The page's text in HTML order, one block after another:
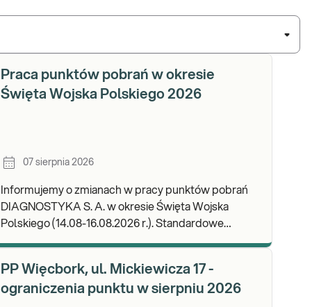
Praca punktów pobrań w okresie
Święta Wojska Polskiego 2026
07 sierpnia 2026
Informujemy o zmianach w pracy punktów pobrań
DIAGNOSTYKA S. A. w okresie Święta Wojska
Polskiego (14.08-16.08.2026 r.). Standardowe
PP Więcbork, ul. Mickiewicza 17 -
ograniczenia punktu w sierpniu 2026